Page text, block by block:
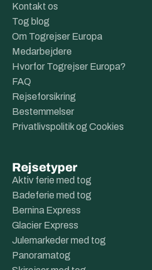
Kontakt os
Tog blog
Om Togrejser Europa
Medarbejdere
Hvorfor Togrejser Europa?
FAQ
Rejseforsikring
Bestemmelser
Privatlivspolitik og Cookies
Rejsetyper
Aktiv ferie med tog
Badeferie med tog
Bernina Express
Glacier Express
Julemarkeder med tog
Panoramatog